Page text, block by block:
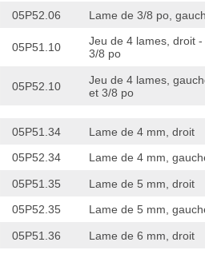
05P52.06 Lame de 3/8 po,
05P51.10
Jeu de 4 lames, droit
3/8 po
05P52.10
Jeu de 4 lames,
et 3/8 po
05P51.34
Lame de 4 mm, droit
05P52.34
Lame de 4 mm,
05P51.35
Lame de 5 mm, droit
05P52.35
Lame de 5 mm,
05P51.36
Lame de 6 mm, droit